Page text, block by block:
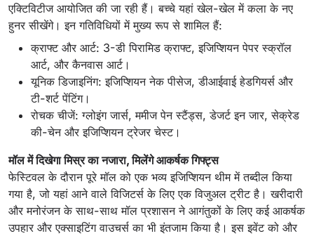
एक्टिविटीज आयोजित की जा रही हैं। बच्चे यहां खेल-खेल में कला के नए
हुनर सीखेंगे। इन गतिविधियों में मुख्य रूप से शामिल हैं:
क्राफ्ट और आर्ट: 3-डी पिरामिड क्राफ्ट, इजिप्शियन पेपर स्क्रॉल
आर्ट, और कैनवास आर्ट।
यूनिक डिजाइनिंग: इजिप्शियन नेक पीसेज, डीआईवाई हेडगियर्स और
टी-शर्ट पेंटिंग।
रोचक चीजें: ग्लोइंग जार्स, ममीज पेन स्टैंड्स, डेजर्ट इन जार, सेक्रेड
की-चेन और इजिप्शियन ट्रेजर चेस्ट।
मॉल में दिखेगा मिस्र का नजारा, मिलेंगे आकर्षक गिफ्ट्स
फेस्टिवल के दौरान पूरे मॉल को एक भव्य इजिप्शियन थीम में तब्दील किया
गया है, जो यहां आने वाले विजिटर्स के लिए एक विजुअल ट्रीट है। खरीदारी
और मनोरंजन के साथ-साथ मॉल प्रशासन ने आगंतुकों के लिए कई आकर्षक
उपहार और एक्साइटिंग वाउचर्स का भी इंतजाम किया है। इस इवेंट को और